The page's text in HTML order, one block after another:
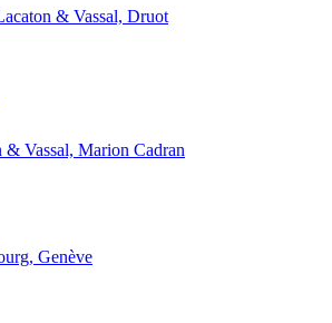
& Vassal, Druot
Vassal, Marion Cadran
Genève